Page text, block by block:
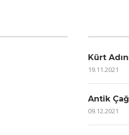
Kürt
19.11.2021
Antik
09.12.2021